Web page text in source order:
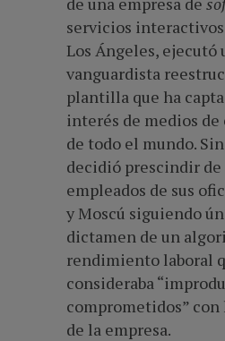
servicios
Los Ángeles, ejecutó
vanguardista
plantilla que ha
interés de medios
de todo el mundo.
decidió prescindir de
empleados de sus
y Moscú siguiendo
dictamen de un
rendimiento laboral
consideraba
comprometidos” con
de la empresa.